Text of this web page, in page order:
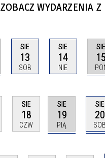
ZOBACZ WYDARZENIA
SIE
13
SOB
SIE
14
NIE
SIE
15
SIE
18
CZW
SIE
19
PIĄ
SIE
20
SOB